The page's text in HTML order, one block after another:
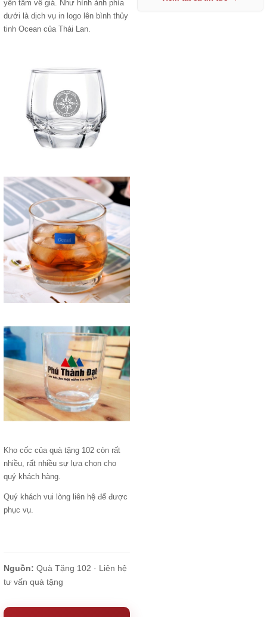
yên tâm về giá. Như hình ảnh phía
dưới là dịch vụ in logo lên bình thủy
tinh Ocean của Thái Lan.
Kho cốc của quà tặng 102 còn rất
nhiều, rất nhiều sự lựa chọn cho
quý khách hàng.
Quý khách vui lòng liên hệ để được
phục vụ.
Nguồn: Quà Tặng 102 · Liên hệ
tư vấn quà tặng